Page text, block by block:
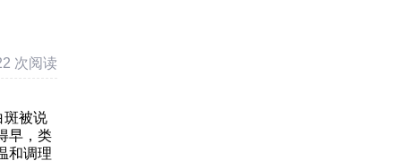
次阅读
斑被说
早，类
和调理